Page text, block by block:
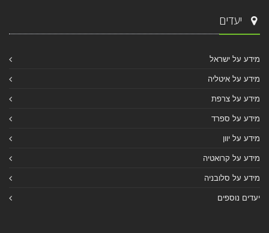
יעדים
מידע על ישראל
מידע על איטליה
מידע על צרפת
מידע על ספרד
מידע על יוון
מידע על קרואטיה
מידע על סלובניה
יעדים נוספים